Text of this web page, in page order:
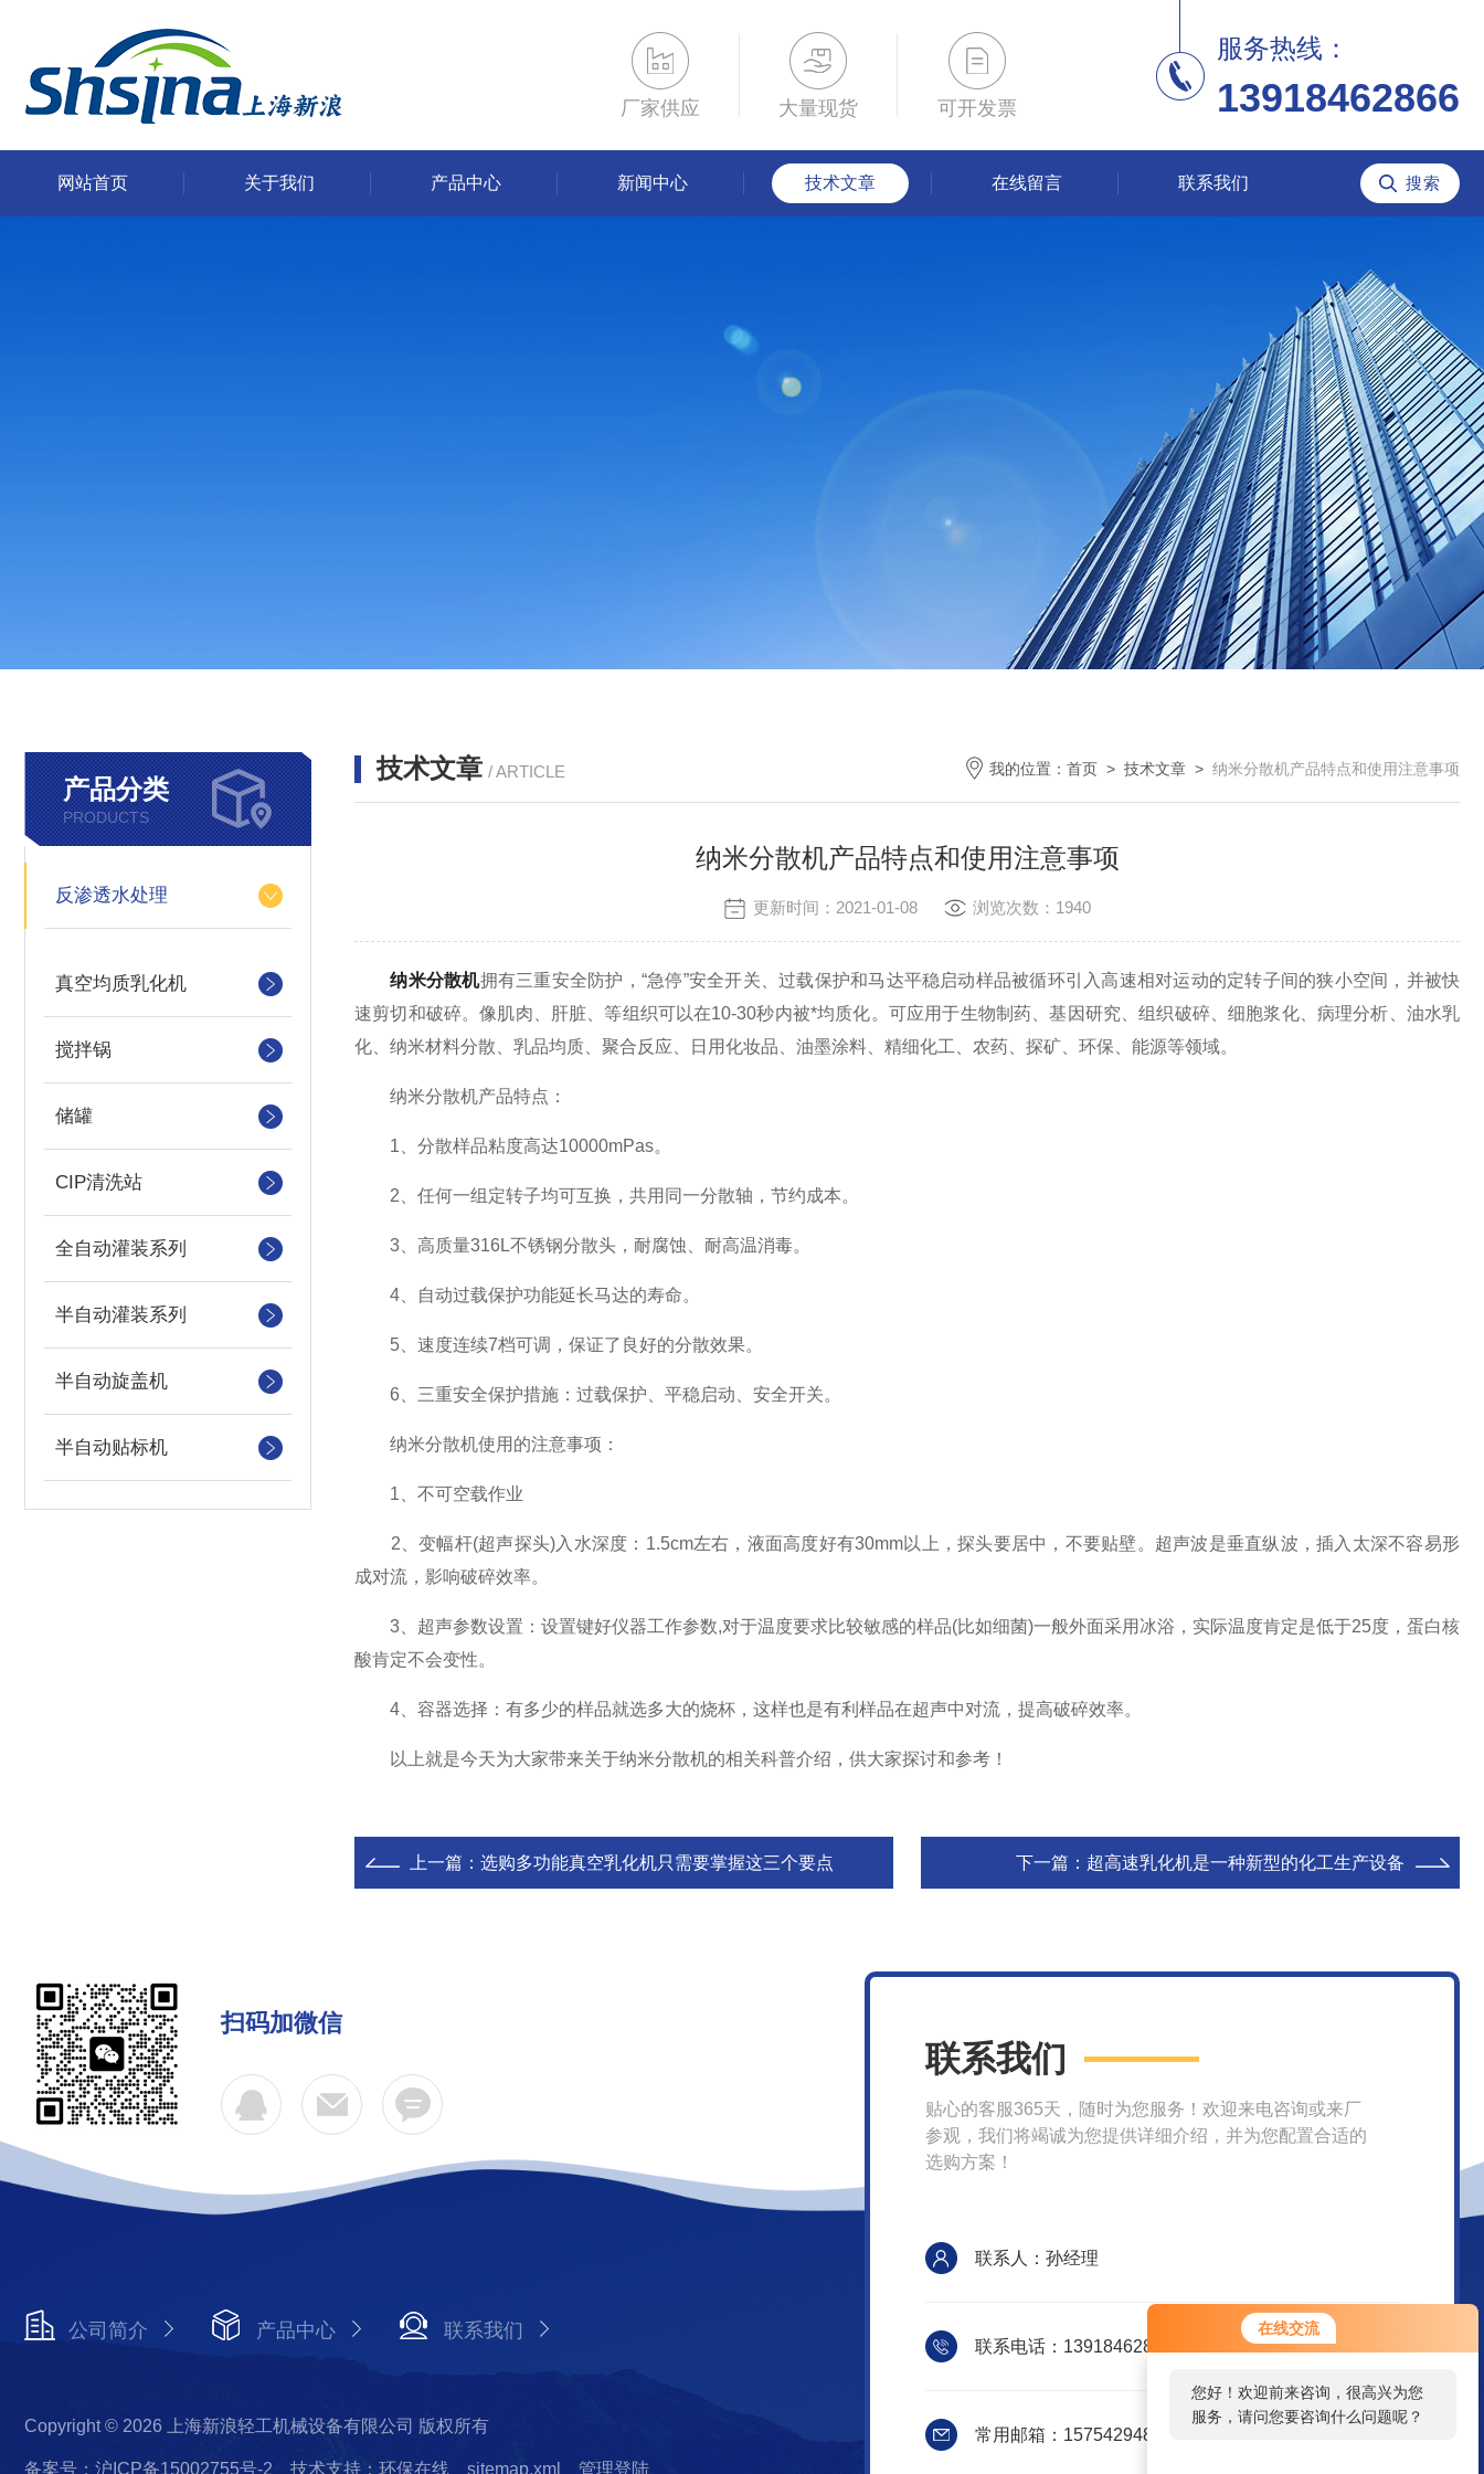
在线交流
您好！欢迎前来咨询，很高兴为您
服务，请问您要咨询什么问题呢？
厂家供应 大量现货 可开发票
服务热线：
13918462866
网站首页 关于我们 产品中心 新闻中心 技术文章 在线留言 联系我们
产品分类
PRODUCTS
反渗透水处理
真空均质乳化机
搅拌锅
储罐
CIP清洗站
全自动灌装系列
半自动灌装系列
半自动旋盖机
半自动贴标机
技术文章 / ARTICLE 我的位置： 首页 > 技术文章 > 纳米分散机产品特点和使用注意事项
纳米分散机产品特点和使用注意事项
更新时间：2021-01-08 浏览次数：1940
纳米分散机拥有三重安全防护，“急停”安全开关、过载保护和马达平稳启动样品被循环引入高速相对运动的定转子间的狭小空间，并被快
速剪切和破碎。像肌肉、肝脏、等组织可以在10-30秒内被*均质化。可应用于生物制药、基因研究、组织破碎、细胞浆化、病理分析、油水乳
化、纳米材料分散、乳品均质、聚合反应、日用化妆品、油墨涂料、精细化工、农药、探矿、环保、能源等领域。
纳米分散机产品特点：
1、分散样品粘度高达10000mPas。
2、任何一组定转子均可互换，共用同一分散轴，节约成本。
3、高质量316L不锈钢分散头，耐腐蚀、耐高温消毒。
4、自动过载保护功能延长马达的寿命。
5、速度连续7档可调，保证了良好的分散效果。
6、三重安全保护措施：过载保护、平稳启动、安全开关。
纳米分散机使用的注意事项：
1、不可空载作业
2、变幅杆(超声探头)入水深度：1.5cm左右，液面高度好有30mm以上，探头要居中，不要贴壁。超声波是垂直纵波，插入太深不容易形
成对流，影响破碎效率。
3、超声参数设置：设置键好仪器工作参数,对于温度要求比较敏感的样品(比如细菌)一般外面采用冰浴，实际温度肯定是低于25度，蛋白核
酸肯定不会变性。
4、容器选择：有多少的样品就选多大的烧杯，这样也是有利样品在超声中对流，提高破碎效率。
以上就是今天为大家带来关于纳米分散机的相关科普介绍，供大家探讨和参考！
上一篇： 选购多功能真空乳化机只需要掌握这三个要点 下一篇： 超高速乳化机是一种新型的化工生产设备
扫码加微信
公司简介 产品中心 联系我们
Copyright © 2026 上海新浪轻工机械设备有限公司 版权所有
备案号：沪ICP备15002755号-2 技术支持：环保在线 sitemap.xml 管理登陆
联系我们
贴心的客服365天，随时为您服务！欢迎来电咨询或来厂
参观，我们将竭诚为您提供详细介绍，并为您配置合适的
选购方案！
联系人：孙经理
联系电话：13918462866
常用邮箱：1575429488@qq.com